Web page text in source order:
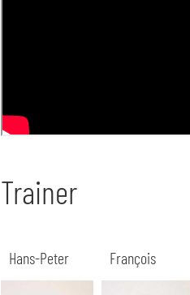
Trainer
Hans-Peter François